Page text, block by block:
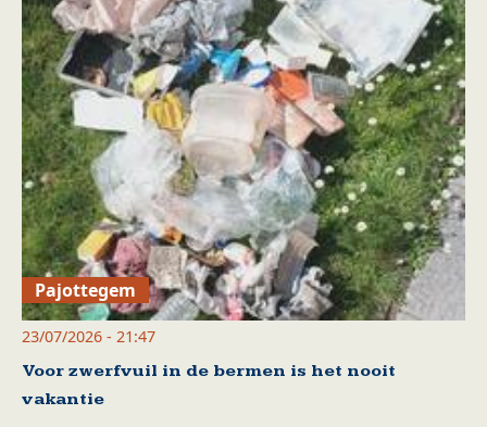
Pajottegem
23/07/2026 - 21:47
Voor zwerfvuil in de bermen is het nooit
vakantie